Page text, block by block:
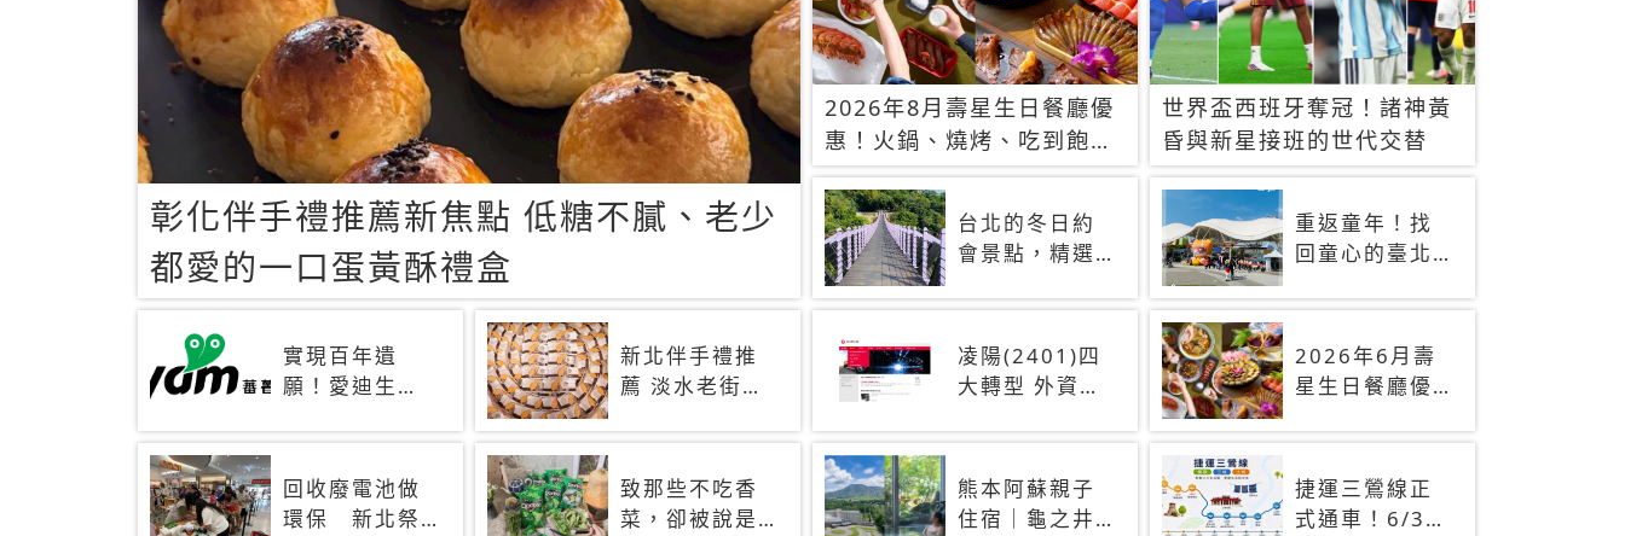
彰化伴手禮推薦新焦點 低糖不膩、老少
都愛的一口蛋黃酥禮盒
2026年8月壽星生日餐廳優
惠！火鍋、燒烤、吃到飽，
90+餐廳生日優惠一覽
台北的冬日約
會景點，精選
點，拍照、放
閃一次滿足！
實現百年遺
願！愛迪生
靠仿生技術重
生 秒充、循
環萬次、壽命
新北伴手禮推
薦 淡水老街人
蛋黃酥與糕餅
禮盒
凌陽(2401)四
大轉型 外資近
張
回收廢電池做
環保 新北祭
致那些不吃香
菜，卻被說是
熊本阿蘇親子
住宿｜龜之井
世界盃西班牙奪冠！諸神黃
昏與新星接班的世代交替
重返童年！找
回童心的臺北
2026年6月壽
星生日餐廳優
烤、吃到飽，
90+餐廳生日
優惠一覽
捷運三鶯線正
式通車！6/30